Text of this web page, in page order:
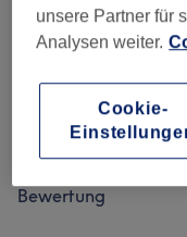
Behandlung
Bewertung
unsere Partner für
Analysen weiter.
Cookie-